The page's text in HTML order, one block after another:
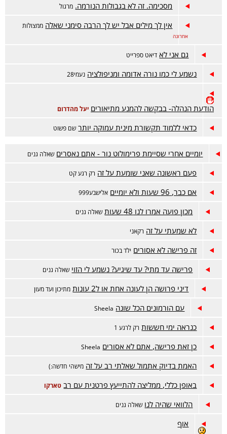
מסכימה. זה לא בגבולות הנורמה. מרגול
אין לך מילים אבל יש לך הרבה סימני שאלה ממצולות
אחרונה
גם אני לא דיאט ספרייט
נשמע לי כמו נורה אדומה ומניפולציה נעמי28
הודעת הנהלה- בבקשה להמנע מתיאורים יעל מהדרום
כדאי ללמוד תקשורת מינית עמוקה יותר שם פשוט
יומיים אחרי שסיימת פרימולוט נור - אתם נאסרים שאלה גנים
פעם ראשונה שאני שומעת על זה רק רגע קט
אם כבר, 96 שעות ולא יומיים אלישבע999
מכון פועה אמרו לנו 48 שעות שאלה גנים
לא שמעתי על זה רקאני
זה פרישה לא אסורים ילד בכור
פרישה עד מתי? עד שיגיע? נשמע לי הזוי שאלה גנים
דיני פרושה הן לעונה אחת או ל2 עונות מתיכון ועד מעון
עם הורמונים הכל שונה Sheela
כנראה ימי חששות רק לרגע 1
כן זאת פרישה, אתם לא אסורים Sheela
האמת בדיוק אתמול שאלתי רב על זה מישהי חדשה:)
באופן כללי, ממליצה להתייעץ פרטנית עם רב טארקו
הלוואי שהיה לנו שאלה גנים
אוף